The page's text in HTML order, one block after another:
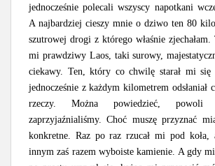
jednocześnie polecali wszyscy napotkani
A najbardziej cieszy mnie o dziwo ten 80
szutrowej drogi z którego właśnie zjechałam.
mi prawdziwy Laos, taki surowy,
ciekawy. Ten, który co chwilę starał mi się
jednocześnie z każdym kilometrem odsłaniał
rzeczy. Można powiedzieć,
zaprzyjaźnialiśmy. Choć muszę przyznać
konkretne. Raz po raz rzucał mi pod koła,
innym zaś razem wyboiste kamienie. A gdy